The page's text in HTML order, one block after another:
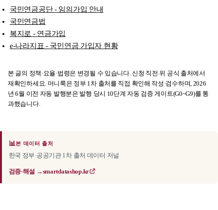
국민연금공단 - 임의가입 안내
국민연금법
복지로 - 연금가입
e-나라지표 - 국민연금 가입자 현황
본 글의 정책·요율·법령은 변경될 수 있습니다. 신청 직전 위 공식 출처에서
재확인하세요. 머니룩은 정부 1차 출처를 직접 확인해 작성·검수하며, 2026
년 6월 이전 자동 발행분은 발행 당시 10단계 자동 검증 게이트(G0~G9)를 통
과했습니다.
📊본 데이터 출처
한국 정부·공공기관 1차 출처 데이터 저널
검증·해설 →smartdatashop.kr